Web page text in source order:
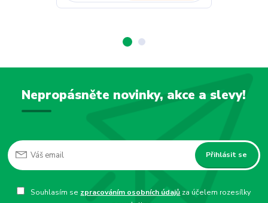
Nepropásněte novinky, akce a slevy!
Přihlásit se
Souhlasím se zpracováním osobních údajů za účelem rozesílky